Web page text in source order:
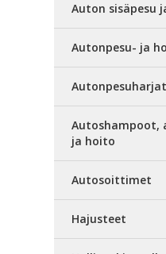
Auton sisäpesu
Autonpesu- ja
Autoshampoot,
ja hoito
Autosoittimet
Hajusteet